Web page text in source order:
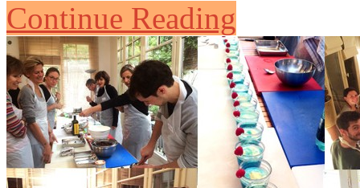
Continue Reading